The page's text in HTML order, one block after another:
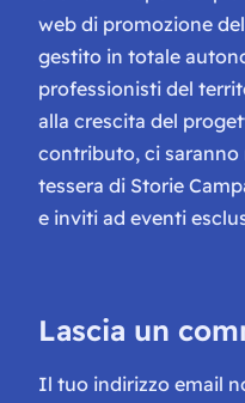
web di promozione
gestito in totale
professionisti del
alla crescita del
contributo, ci
tessera di Storie
e inviti ad eventi
Lascia un
Il tuo indirizzo email